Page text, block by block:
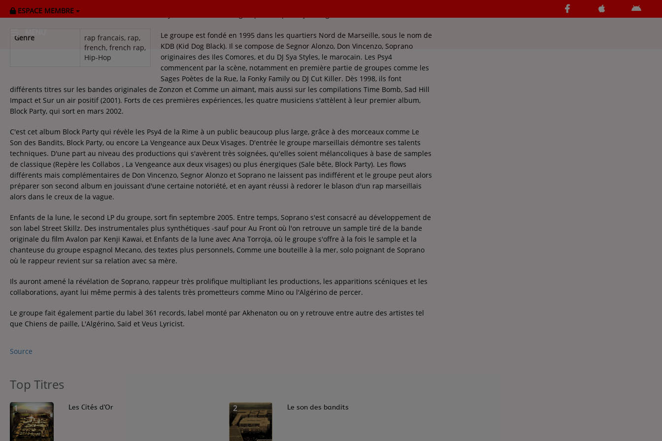
ESPACE MEMBRE
MENU
CK RADIO Line-up
PODCASTS
Cultur'Ciné - Jean Meurice
CONCOURS
Contact
Contact
Régie Publicitaire
Fréquences
Genre
rap francais, rap,
french, french rap,
Hip-Hop
Le groupe est fondé en 1995 dans les quartiers Nord de Marseille, sous le nom de
KDB (Kid Dog Black). Il se compose de Segnor Alonzo, Don Vincenzo, Soprano
originaires des Iles Comores, et du DJ Sya Styles, le marocain. Les Psy4
commencent par la scène, notamment en première partie de groupes comme les
Sages Poètes de la Rue, la Fonky Family ou DJ Cut Killer. Dès 1998, ils font
différents titres sur les bandes originales de Zonzon et Comme un aimant, mais aussi sur les compilations Time Bomb, Sad Hill
Impact et Sur un air positif (2001). Forts de ces premières expériences, les quatre musiciens s'attèlent à leur premier album,
Block Party, qui sort en mars 2002.
C'est cet album Block Party qui révèle les Psy4 de la Rime à un public beaucoup plus large, grâce à des morceaux comme Le
Son des Bandits, Block Party, ou encore La Vengeance aux Deux Visages. D'entrée le groupe marseillais démontre ses talents
techniques. D'une part au niveau des productions qui s'avèrent très soignées, qu'elles soient mélancoliques à base de samples
de classique (Repère les Collabos , La Vengeance aux deux visages) ou plus énergiques (Sale bête, Block Party). Les flows
différents mais complémentaires de Don Vincenzo, Segnor Alonzo et Soprano ne laissent pas indifférent et le groupe peut alors
préparer son second album en jouissant d'une certaine notoriété, et en ayant réussi à redorer le blason d'un rap marseillais
alors dans le creux de la vague.
Enfants de la lune, le second LP du groupe, sort fin septembre 2005. Entre temps, Soprano s'est consacré au développement de
son label Street Skillz. Des instrumentales plus synthétiques -sauf pour Au Front où l'on retrouve un sample tiré de la bande
originale du film Avalon par Kenji Kawai, et Enfants de la lune avec Ana Torroja, où le groupe s'offre à la fois le sample et la
chanteuse du groupe espagnol Mecano, des textes plus personnels, Comme une bouteille à la mer, solo poignant de Soprano
où le rappeur revient sur sa relation avec sa mère.
Ils auront amené la révélation de Soprano, rappeur très prolifique multipliant les productions, les apparitions scéniques et les
collaborations, ayant lui même permis à des talents très prometteurs comme Mino ou l'Algérino de percer.
Le groupe fait également partie du label 361 records, label monté par Akhenaton ou on y retrouve entre autre des artistes tel
que Chiens de paille, L'Algérino, Said et Veus Lyricist.
Source
Top Titres
1 Les Cités d'Or 2 Le son des bandits